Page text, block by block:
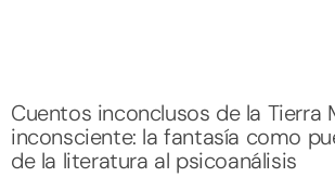
Cuentos inconclusos de la Tierra
inconsciente: la fantasía como
de la literatura al psicoanálisis